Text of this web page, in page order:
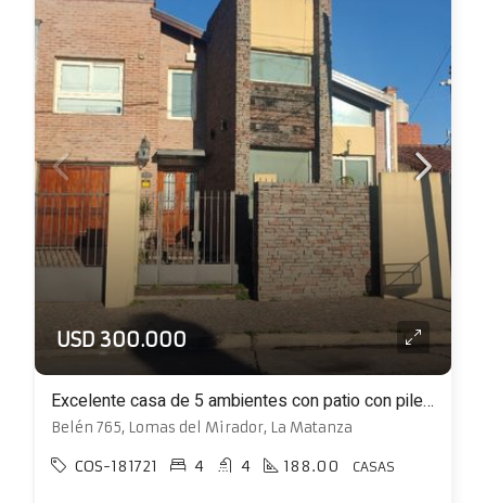
USD 300.000
Excelente casa de 5 ambientes con patio con pileta, cochera y quincho
Belén 765, Lomas del Mirador, La Matanza
COS-181721 4 4 188.00 CASAS